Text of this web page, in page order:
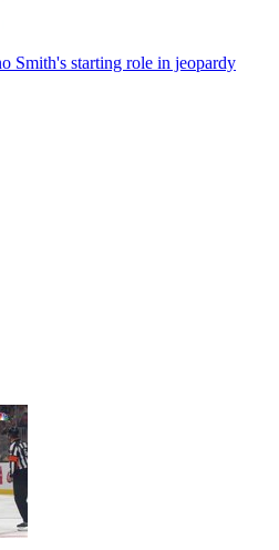
Smith's starting role in jeopardy